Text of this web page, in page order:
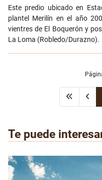
Este predio ubicado en
plantel Merilín en el año
vientres de El Boquerón y
La Loma (Robledo/Durazno).
Te puede